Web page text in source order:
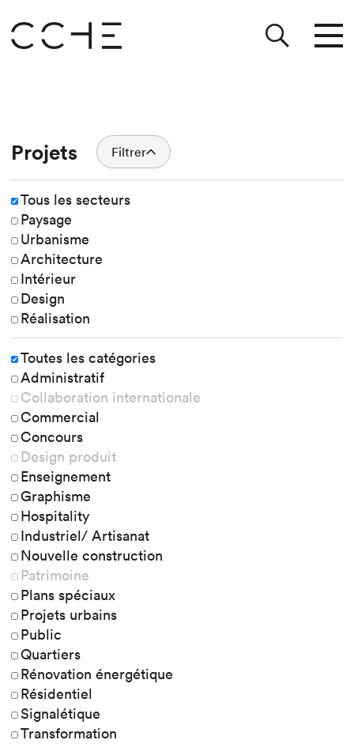
Projets Filtrer
Tous les secteurs
Paysage
Urbanisme
Architecture
Intérieur
Design
Réalisation
Toutes les catégories
Administratif
Collaboration internationale
Commercial
Concours
Design produit
Enseignement
Graphisme
Hospitality
Industriel/ Artisanat
Nouvelle construction
Patrimoine
Plans spéciaux
Projets urbains
Public
Quartiers
Rénovation énergétique
Résidentiel
Signalétique
Transformation